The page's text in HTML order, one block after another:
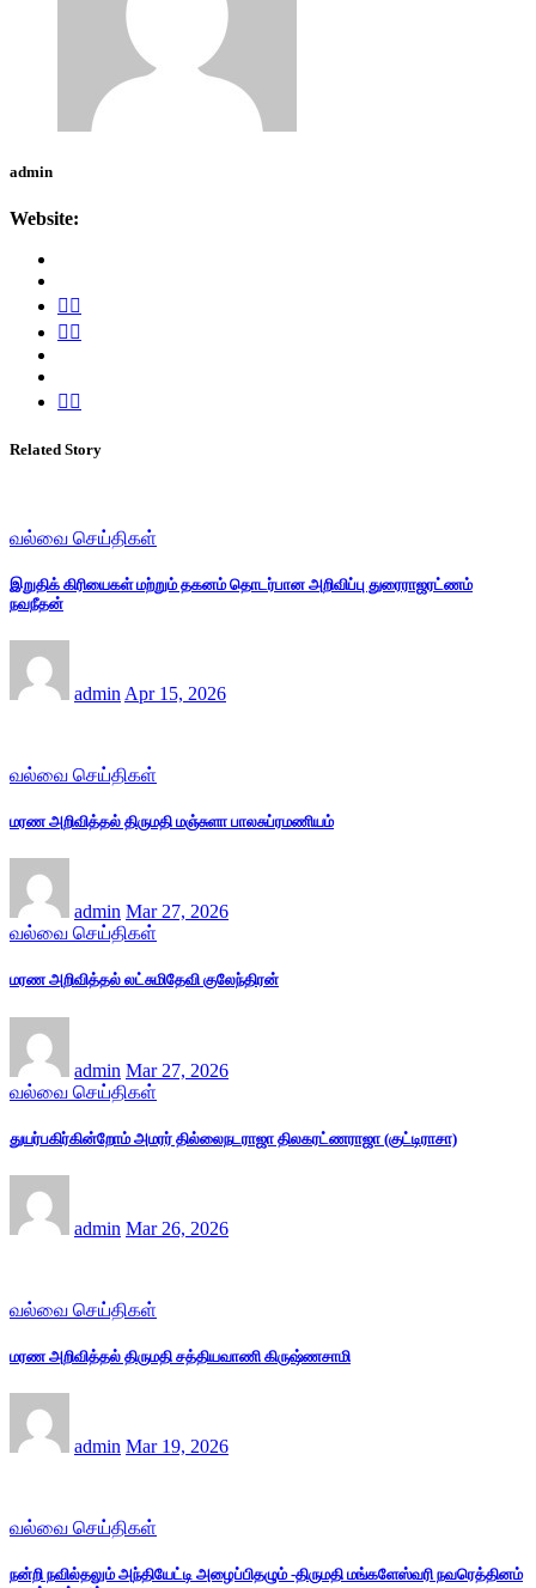
admin
Website:
Related Story
வல்வை செய்திகள்
இறுதிக் கிரியைகள் மற்றும் தகனம் தொடர்பான அறிவிப்பு துரைராஜரட்ணம்
நவநீதன்
admin Apr 15, 2026
வல்வை செய்திகள்
மரண அறிவித்தல் திருமதி மஞ்சுளா பாலசுப்ரமணியம்
admin Mar 27, 2026
வல்வை செய்திகள்
மரண அறிவித்தல் லட்சுமிதேவி குலேந்திரன்
admin Mar 27, 2026
வல்வை செய்திகள்
துயர்பகிர்கின்றோம் அமரர் தில்லைநடராஜா திலகரட்ணராஜா (குட்டிராசா)
admin Mar 26, 2026
வல்வை செய்திகள்
மரண அறிவித்தல் திருமதி சத்தியவாணி கிருஷ்ணசாமி
admin Mar 19, 2026
வல்வை செய்திகள்
நன்றி நவில்தலும் அந்தியேட்டி அழைப்பிதழும் -திருமதி மங்களேஸ்வரி நவரெத்தினம்